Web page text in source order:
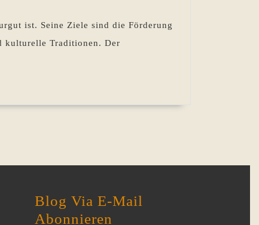
ist. Seine Ziele sind die Förderung
kulturelle Traditionen. Der
Blog Via E-Mail
Abonnieren